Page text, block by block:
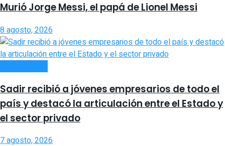
Murió Jorge Messi, el papá de Lionel Messi
8 agosto, 2026
Sadir recibió a jóvenes empresarios de todo el
país y destacó la articulación entre el Estado y
el sector privado
7 agosto, 2026